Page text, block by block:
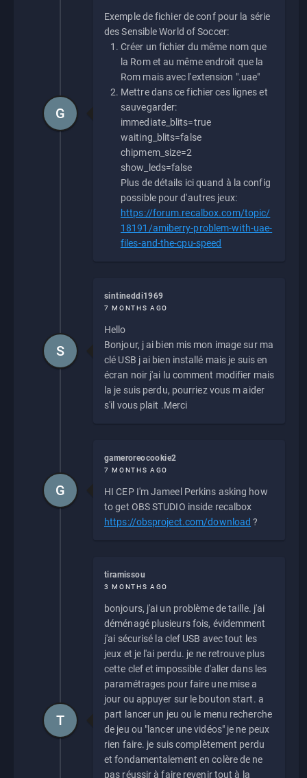
Exemple de fichier de conf pour la série
des Sensible World of Soccer:
Créer un fichier du même nom que
la Rom et au même endroit que la
Rom mais avec l'extension ".uae"
Mettre dans ce fichier ces lignes et
sauvegarder:
immediate_blits=true
waiting_blits=false
chipmem_size=2
show_leds=false
Plus de détails ici quand à la config
possible pour d'autres jeux:
https://forum.recalbox.com/topic/
18191/amiberry-problem-with-uae-
files-and-the-cpu-speed
G
sintineddi1969
7 MONTHS AGO
Hello
Bonjour, j ai bien mis mon image sur ma
clé USB j ai bien installé mais je suis en
écran noir j'ai lu comment modifier mais
la je suis perdu, pourriez vous m aider
s'il vous plait .Merci
S
gameroreocookie2
7 MONTHS AGO
HI CEP I'm Jameel Perkins asking how
to get OBS STUDIO inside recalbox
https://obsproject.com/download ?
G
tiramissou
3 MONTHS AGO
bonjours, j'ai un problème de taille. j'ai
déménagé plusieurs fois, évidemment
j'ai sécurisé la clef USB avec tout les
jeux et je l'ai perdu. je ne retrouve plus
cette clef et impossible d'aller dans les
paramétrages pour faire une mise a
jour ou appuyer sur le bouton start. a
part lancer un jeu ou le menu recherche
de jeu ou "lancer une vidéos" je ne peux
rien faire. je suis complètement perdu
et fondamentalement en colère de ne
pas réussir à faire revenir tout à la
T